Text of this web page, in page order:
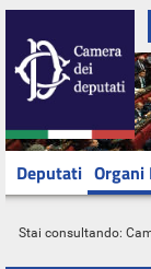
Deputati Organi
Stai consultando: